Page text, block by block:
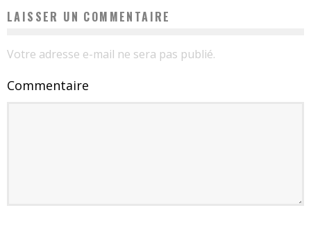
LAISSER UN COMMENTAIRE
Votre adresse e-mail ne sera pas publié.
Commentaire